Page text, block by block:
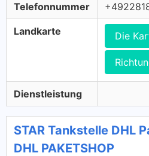
Telefonnummer
Landkarte Die
Dienstleistung
STAR Tankstelle DHL
DHL PAKETSHOP